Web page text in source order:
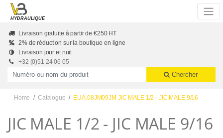
Skip to main content
HYDRAULIQUE
Livraison gratuite à partir de €250 HT
2% de réduction sur la boutique en ligne
Livraison jour et nuit
+32 (0)51 24 06 05
Productnummer of naam
Chercher
Home Catalogue EUA.08JM09JM JIC MALE 1/2 - JIC MALE 9/16
JIC MALE 1/2 - JIC MALE 9/16